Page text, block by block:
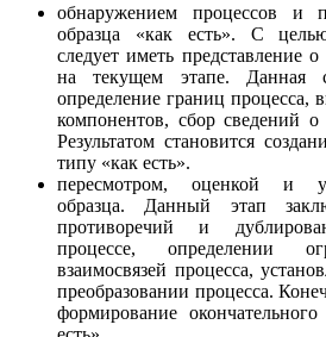
обнаружением процессов и
образца «как есть». С
следует иметь представление
на текущем этапе. Данная
определение границ процесса,
компонентов, сбор сведений о
Результатом становится
типу «как есть».
пересмотром, оценкой и
образца. Данный этап
противоречий и
процессе, определении
взаимосвязей процесса,
преобразовании процесса.
формирование